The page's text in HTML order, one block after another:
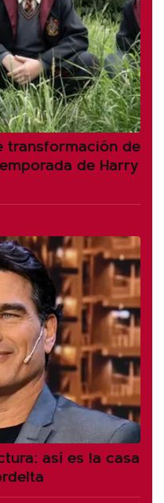
transformación de
de Harry
así es la casa